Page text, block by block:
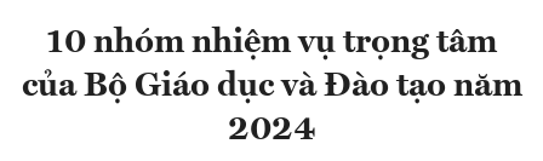
10 nhóm nhiệm vụ trọng tâm
của Bộ Giáo dục và Đào tạo năm
2024